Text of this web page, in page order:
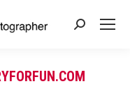
Search: